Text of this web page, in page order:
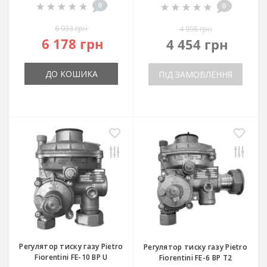
0
6 933 грн
6 178 грн
ДО КОШИКА
0
4 998 грн
4 454 грн
ПІД ЗАМОВЛЕННЯ
Регулятор тиску газу Pietro
Fiorentini FE-10 BP U
Регулятор тиску газу Pietro
Fiorentini FE-6 BP T2